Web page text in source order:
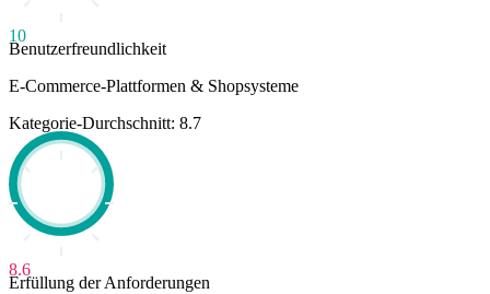
10
Benutzerfreundlichkeit
E-Commerce-Plattformen & Shopsysteme
Kategorie-Durchschnitt: 8.7
8.6
Erfüllung der Anforderungen